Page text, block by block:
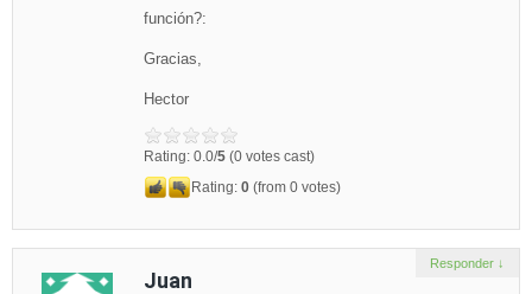
función?:
Gracias,
Hector
Rating: 0.0/5 (0 votes cast)
Rating: 0 (from 0 votes)
Juan
Responder ↓